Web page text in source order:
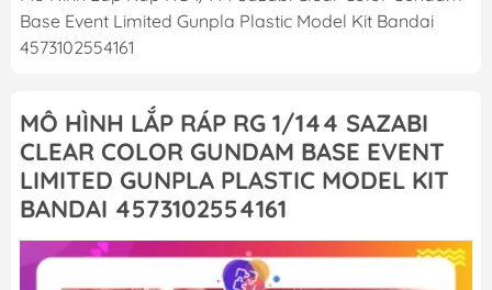
Base Event Limited Gunpla Plastic Model Kit Bandai
4573102554161
MÔ HÌNH LẮP RÁP RG 1/144 SAZABI
CLEAR COLOR GUNDAM BASE EVENT
LIMITED GUNPLA PLASTIC MODEL KIT
BANDAI 4573102554161